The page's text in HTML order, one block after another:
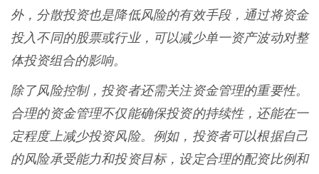
外，分散投资也是降低风险的有效手段，通过将资金
投入不同的股票或行业，可以减少单一资产波动对整
体投资组合的影响。
除了风险控制，投资者还需关注资金管理的重要性。
合理的资金管理不仅能确保投资的持续性，还能在一
定程度上减少投资风险。例如，投资者可以根据自己
的风险承受能力和投资目标，设定合理的配资比例和